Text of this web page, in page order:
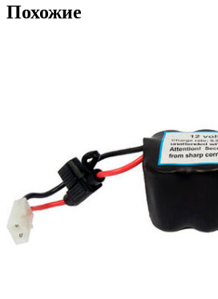
Похожие